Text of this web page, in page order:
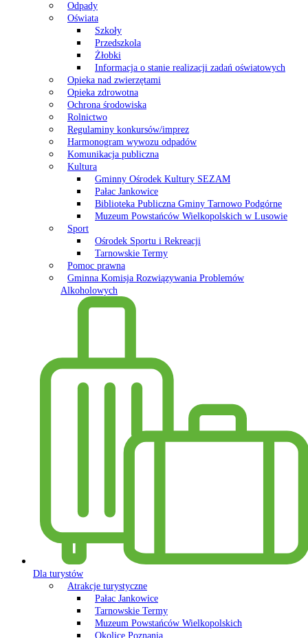
Odpady
Oświata
Szkoły
Przedszkola
Żłobki
Informacja o stanie realizacji zadań oświatowych
Opieka nad zwierzętami
Opieka zdrowotna
Ochrona środowiska
Rolnictwo
Regulaminy konkursów/imprez
Harmonogram wywozu odpadów
Komunikacja publiczna
Kultura
Gminny Ośrodek Kultury SEZAM
Pałac Jankowice
Biblioteka Publiczna Gminy Tarnowo Podgórne
Muzeum Powstańców Wielkopolskich w Lusowie
Sport
Ośrodek Sportu i Rekreacji
Tarnowskie Termy
Pomoc prawna
Gminna Komisja Rozwiązywania Problemów
Alkoholowych
Dla turystów
Atrakcje turystyczne
Pałac Jankowice
Tarnowskie Termy
Muzeum Powstańców Wielkopolskich
Okolice Poznania